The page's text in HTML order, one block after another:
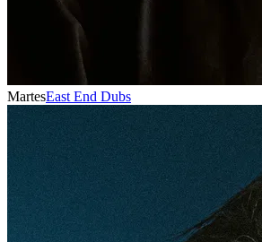
MartesEast End Dubs